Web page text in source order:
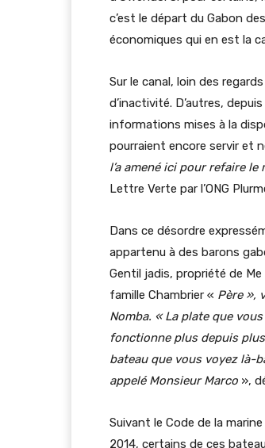
c’est le départ du Gabon
économiques qui en est la
Sur le canal, loin des
d’inactivité. D’autres,
informations mises à la
pourraient encore servir et
l’a amené ici pour refaire le
Lettre Verte par l’ONG
Dans ce désordre
appartenu à des barons
Gentil jadis, propriété de
famille Chambrier « Père »,
Nomba. « La plate que
fonctionne plus depuis
bateau que vous voyez là-
appelé Monsieur Marco »,
Suivant le Code de la
2014, certains de ces